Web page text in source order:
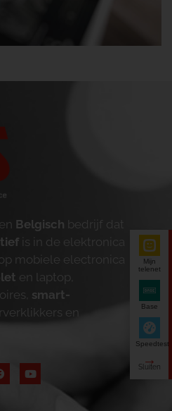
Belgisch bedrijf dat
is in de elektronica
mobiele electronica
en laptop,
smart-
en
Mijn
telenet
Base
Speedtest